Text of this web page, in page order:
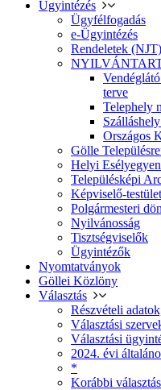
Ügyintézés
Ügyfélfogadás
e-Ügyintézés
Rendeletek (NJT)
terve
Telephely
Országos
Gölle
Helyi
Településképi
Képviselő-
Polgármesteri
Nyilvánosság
Tisztségviselők
Ügyintézők
Nyomtatványok
Göllei Közlöny
Választás
Részvételi
Választási
Választási
2024. évi
*
Korábbi